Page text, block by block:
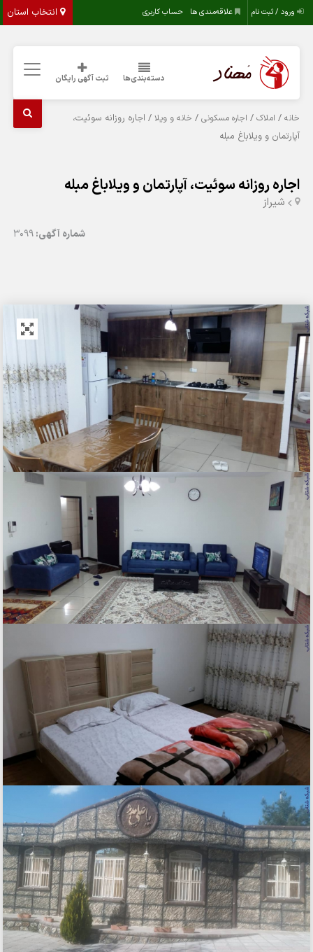
انتخاب استان ورود / ثبت نام علاقه‌مندی ها حساب کاربری
دسته‌بندی‌ها ثبت آگهی رایگان
خانه / املاک / اجاره مسکونی / خانه و ویلا / اجاره روزانه سوئیت،
آپارتمان و ویلاباغ مبله
اجاره روزانه سوئیت، آپارتمان و ویلاباغ مبله
شيراز
شماره آگهی:3099